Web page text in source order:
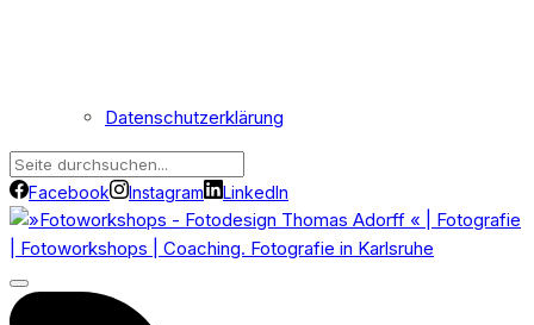
Datenschutzerklärung
Facebook Instagram LinkedIn